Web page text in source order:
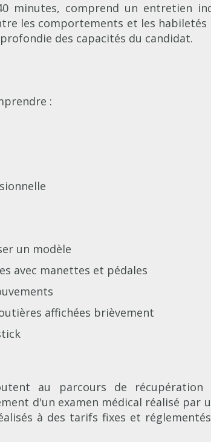
minutes, comprend un entretien
les comportements et les habiletés
des capacités du candidat.
:
un modèle
avec manettes et pédales
affichées brièvement
au parcours de
d'un examen médical réalisé par
à des tarifs fixes et